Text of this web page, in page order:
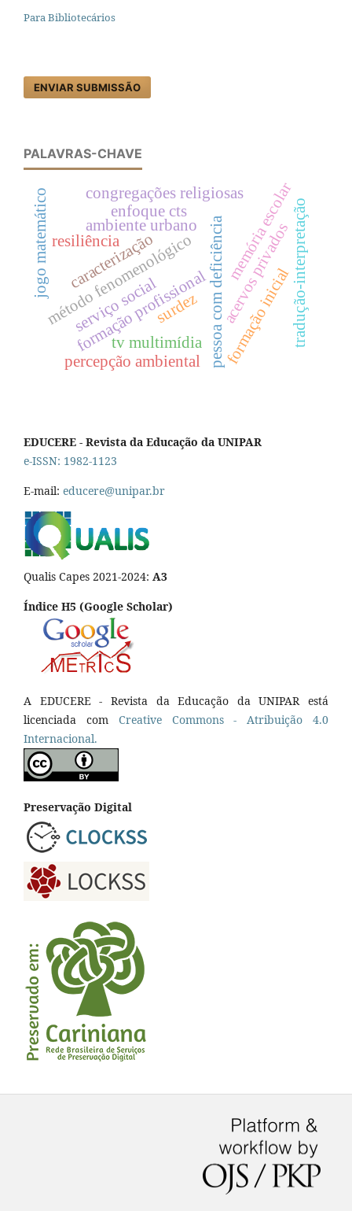
Para Bibliotecários
ENVIAR SUBMISSÃO
PALAVRAS-CHAVE
pessoa com deficiência
formação profissional
serviço social
método fenomenológico
percepção ambiental
ambiente urbano
caracterização
enfoque cts memória escolar
acervos privados
congregações religiosas
formação inicial
tv multimídia
resiliência tradução-interpretação
surdez
jogo matemático
EDUCERE - Revista da Educação da UNIPAR
e-ISSN: 1982-1123
E-mail: educere@unipar.br
Qualis Capes 2021-2024: A3
Índice H5 (Google Scholar)
A EDUCERE - Revista da Educação da UNIPAR está
licenciada com CreativeCommons - Atribuição 4.0
Internacional.
Preservação Digital